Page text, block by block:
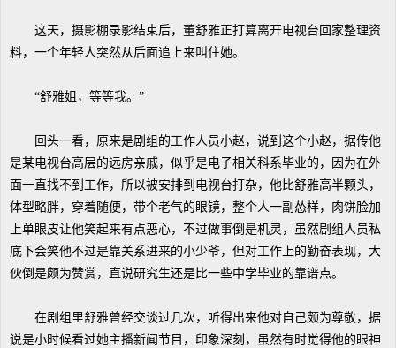
这天，摄影棚录影结束后，董舒雅正打算离开电视台回家整理资
料，一个年轻人突然从后面追上来叫住她。
“舒雅姐，等等我。”
回头一看，原来是剧组的工作人员小赵，说到这个小赵，据传他
是某电视台高层的远房亲戚，似乎是电子相关科系毕业的，因为在外
面一直找不到工作，所以被安排到电视台打杂，他比舒雅高半颗头，
体型略胖，穿着随便，带个老气的眼镜，整个人一副怂样，肉饼脸加
上单眼皮让他笑起来有点恶心，不过做事倒是机灵，虽然剧组人员私
底下会笑他不过是靠关系进来的小少爷，但对工作上的勤奋表现，大
伙倒是颇为赞赏，直说研究生还是比一些中学毕业的靠谱点。
在剧组里舒雅曾经交谈过几次，听得出来他对自己颇为尊敬，据
说是小时候看过她主播新闻节目，印象深刻，虽然有时觉得他的眼神